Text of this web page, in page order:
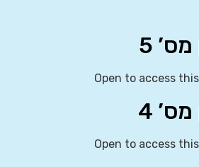
5
Open to access
4
Open to access